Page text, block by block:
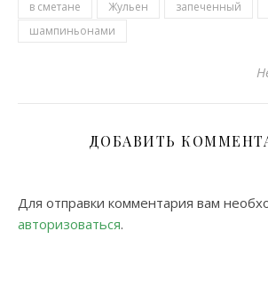
в сметане Жульен запеченный
шампиньонами
ДОБАВИТЬ
Для отправки комментария вам
авторизоваться.